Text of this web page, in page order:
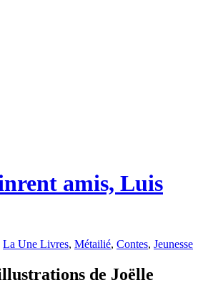
amis, Luis
La Une Livres, Métailié, Contes, Jeunesse
de Joëlle